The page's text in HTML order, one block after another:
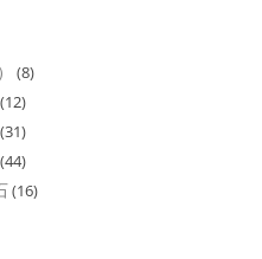
(8)
(12)
(31)
(44)
(16)